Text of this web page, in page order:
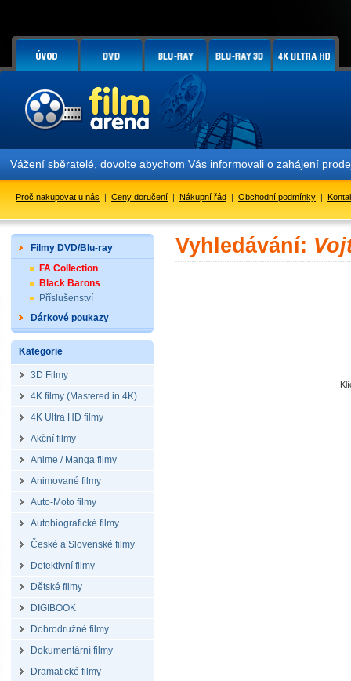
Vážení sběratelé, dovolte abychom Vás informovali o zahájení
Proč nakupovat u nás | Ceny doručení | Nákupní řád | Obchodní podmínky |
Filmy DVD/Blu-ray
FA Collection
Black Barons
Příslušenství
Dárkové poukazy
Kategorie
3D Filmy
4K filmy (Mastered in 4K)
4K Ultra HD filmy
Akční filmy
Anime / Manga filmy
Animované filmy
Auto-Moto filmy
Autobiografické filmy
České a Slovenské filmy
Detektivní filmy
Dětské filmy
DIGIBOOK
Dobrodružné filmy
Dokumentární filmy
Dramatické filmy
Vyhledávání: